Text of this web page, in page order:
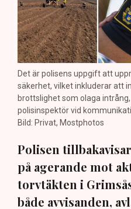
Det är polisens uppgift att
säkerhet, vilket inkluderar att
brottslighet som olaga
polisinspektör vid
Bild: Privat, Mostphotos
Polisen
på agerande mot
torvtäkten i
både avvisanden,